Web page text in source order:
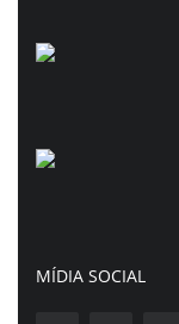
MÍDIA SOCIAL